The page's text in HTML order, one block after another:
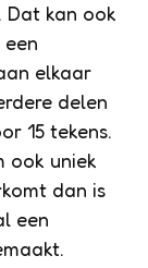
Dat kan ook
elkaar
delen
15 tekens.
ook uniek
dan is
een